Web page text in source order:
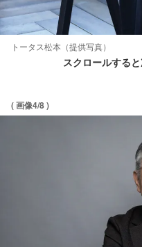
トータス松本（提供写真）
スクロールする
( 画像4/8 )